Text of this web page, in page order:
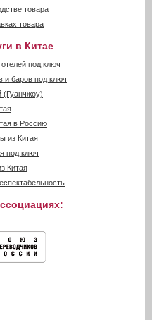
товара
товара
в Китае
под ключ
и баров под ключ
(Гуанчжоу)
в Россию
из Китая
под ключ
Китая